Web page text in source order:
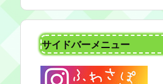
サイドバーメニュー